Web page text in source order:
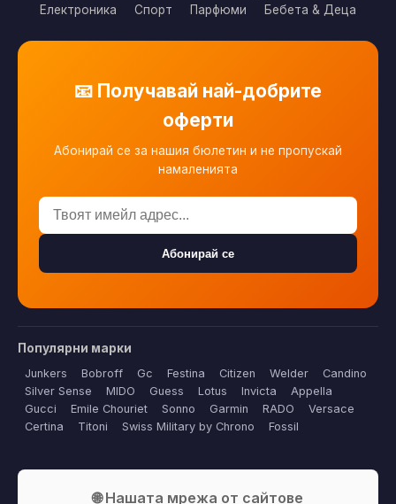
Електроника
Спорт Парфюми Бебета & Деца
📧 Получавай най-добрите
оферти
Абонирай се за нашия бюлетин и не пропускай
намаленията
Абонирай се
Популярни марки
Junkers Bobroff Gc Festina Citizen Welder
Candino
Silver Sense
MIDO Guess Lotus Invicta
Appella
Gucci
Emile Chouriet Sonno Garmin RADO
Versace
Certina
Titoni Swiss Military by Chrono Fossil
🌐 Нашата мрежа от сайтове